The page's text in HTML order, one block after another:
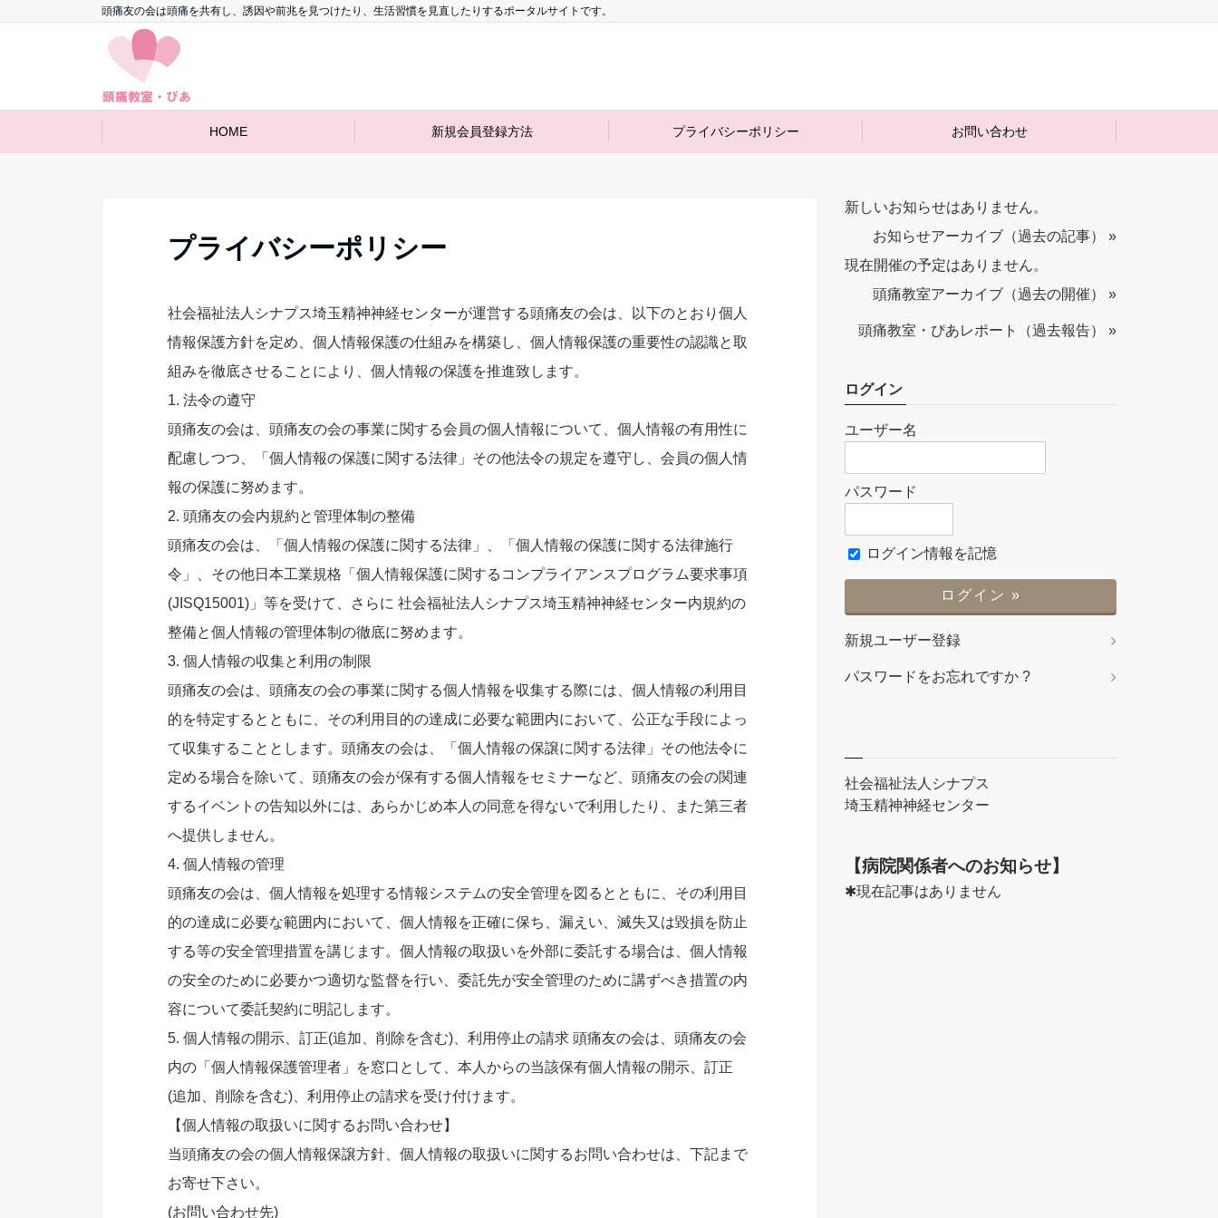
頭痛友の会は頭痛を共有し、誘因や前兆を見つけたり、生活習慣を見直したりするポータルサイトです。
HOME 新規会員登録方法 プライバシーポリシー お問い合わせ
プライバシーポリシー
社会福祉法人シナプス埼玉精神神経センターが運営する頭痛友の会は、以下のとおり個人
情報保護方針を定め、個人情報保護の仕組みを構築し、個人情報保護の重要性の認識と取
組みを徹底させることにより、個人情報の保護を推進致します。
1. 法令の遵守
頭痛友の会は、頭痛友の会の事業に関する会員の個人情報について、個人情報の有用性に
配慮しつつ、「個人情報の保護に関する法律」その他法令の規定を遵守し、会員の個人情
報の保護に努めます。
2. 頭痛友の会内規約と管理体制の整備
頭痛友の会は、「個人情報の保護に関する法律」、「個人情報の保護に関する法律施行
令」、その他日本工業規格「個人情報保護に関するコンプライアンスプログラム要求事項
(JISQ15001)」等を受けて、さらに 社会福祉法人シナプス埼玉精神神経センター内規約の
整備と個人情報の管理体制の徹底に努めます。
3. 個人情報の収集と利用の制限
頭痛友の会は、頭痛友の会の事業に関する個人情報を収集する際には、個人情報の利用目
的を特定するとともに、その利用目的の達成に必要な範囲内において、公正な手段によっ
て収集することとします。頭痛友の会は、「個人情報の保譲に関する法律」その他法令に
定める場合を除いて、頭痛友の会が保有する個人情報をセミナーなど、頭痛友の会の関連
するイベントの告知以外には、あらかじめ本人の同意を得ないで利用したり、また第三者
へ提供しません。
4. 個人情報の管理
頭痛友の会は、個人情報を処理する情報システムの安全管理を図るとともに、その利用目
的の達成に必要な範囲内において、個人情報を正確に保ち、漏えい、滅失又は毀損を防止
する等の安全管理措置を講じます。個人情報の取扱いを外部に委託する場合は、個人情報
の安全のために必要かつ適切な監督を行い、委託先が安全管理のために講ずべき措置の内
容について委託契約に明記します。
5. 個人情報の開示、訂正(追加、削除を含む)、利用停止の請求 頭痛友の会は、頭痛友の会
内の「個人情報保護管理者」を窓口として、本人からの当該保有個人情報の開示、訂正
(追加、削除を含む)、利用停止の請求を受け付けます。
【個人情報の取扱いに関するお問い合わせ】
当頭痛友の会の個人情報保譲方針、個人情報の取扱いに関するお問い合わせは、下記まで
お寄せ下さい。
(お問い合わせ先)
新しいお知らせはありません。
お知らせアーカイブ（過去の記事） »
現在開催の予定はありません。
頭痛教室アーカイブ（過去の開催） »
頭痛教室・ぴあレポート（過去報告） »
ログイン
ユーザー名
パスワード
ログイン情報を記憶
新規ユーザー登録
パスワードをお忘れですか ?
社会福祉法人シナプス
埼玉精神神経センター
【病院関係者へのお知らせ】
現在記事はありません